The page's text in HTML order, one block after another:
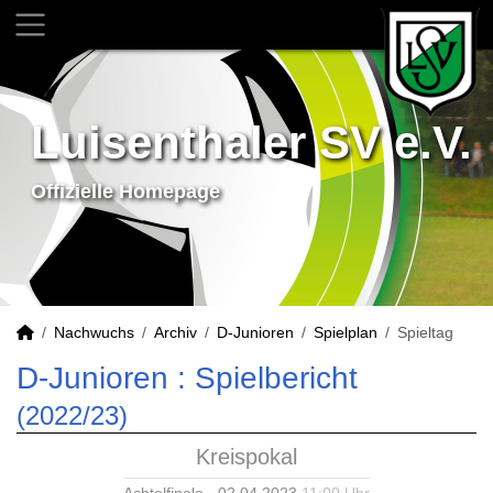
Luisenthaler SV e.V.
Offizielle Homepage
Nachwuchs Archiv D-Junioren Spielplan Spieltag
D-Junioren : Spielbericht
(2022/23)
Kreispokal